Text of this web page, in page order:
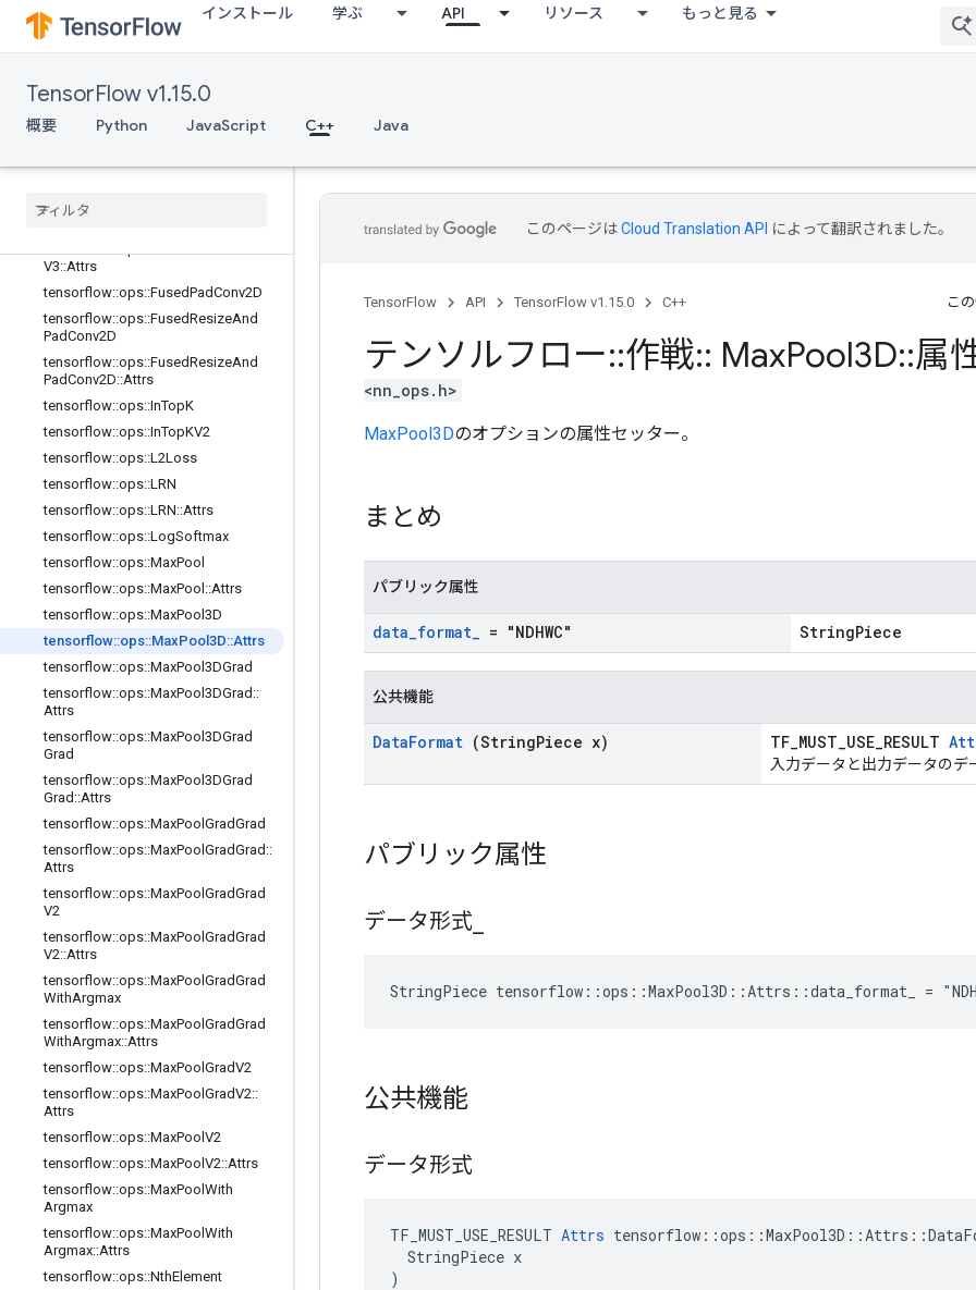
インストール 学ぶ API リソース もっと見る
TensorFlow v1.15.0
概要 Python JavaScript C++ Java
tensorflow::ops::FusedBatchNormGr
adV3
adV3::Attrs
tensorflow::ops::FusedBatchNormV
2
tensorflow
V3::Attrs
tensorflow::ops::FusedPadConv2D
tensorflow::ops::FusedResizeAnd
PadConv2D
tensorflow::ops::FusedResizeAnd
PadConv2D::Attrs
tensorflow::ops::InTopK
tensorflow::ops::InTopKV2
tensorflow::ops::L2Loss
tensorflow::ops::LRN
tensorflow::ops::LRN::Attrs
tensorflow::ops::LogSoftmax
tensorflow::ops::MaxPool
tensorflow::ops::MaxPool ::Attrs
tensorflow::ops::MaxPool3D
tensorflow::ops::MaxPool3D::Attrs
tensorflow::ops::MaxPool3DGrad
tensorflow::ops::MaxPool3DGrad ::
Attrs
tensorflow::ops::MaxPool3DGrad
Grad
tensorflow::ops::MaxPool3DGrad
Grad ::Attrs
tensorflow::ops::MaxPool GradGrad
tensorflow::ops::MaxPool GradGrad ::
Attrs
tensorflow::ops::MaxPool GradGrad
V2
tensorflow::ops::MaxPool GradGrad
V2::Attrs
tensorflow::ops::MaxPool GradGrad
WithArgmax
tensorflow::ops::MaxPool GradGrad
WithArgmax::Attrs
tensorflow::ops::MaxPool GradV2
tensorflow::ops::MaxPool GradV2::
Attrs
tensorflow::ops::MaxPool V2
tensorflow::ops::MaxPool V2::Attrs
tensorflow::ops::MaxPool With
Argmax
tensorflow::ops::MaxPool With
Argmax::Attrs
tensorflow::ops::NthElement
このページはCloud Translation API によって翻訳されました。
TensorFlow API TensorFlow v1.15.0 C++ こ
テンソルフロー::作戦:: MaxPool3D::属
<nn_ops.h>
MaxPool3Dのオプションの属性セッター。
まとめ
パブリック属性
data_format_ = "NDHWC" StringPiece
公共機能
DataFormat (StringPiece x) TF_MUST_USE_RESULT
入力データと出力データのデ
パブリック属性
データ形式
StringPiece tensorflow::ops::MaxPool3D::Attrs::data_format_ =
公共機能
データ形式
TF_MUST_USE_RESULT Attrs
  StringPiece x
)